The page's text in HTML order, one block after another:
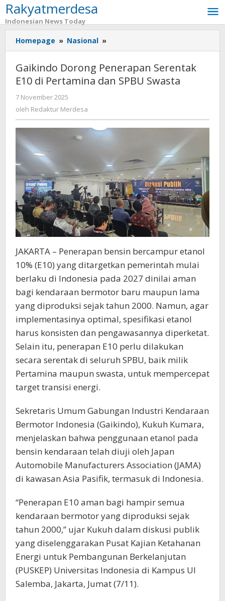
Lewati
ke
konten
Rakyatmerdesa
Indonesian News Today
Homepage » Nasional »
Dorong
Serentak
E10
Gaikindo Dorong Penerapan Serentak
E10 di Pertamina dan SPBU Swasta
7 November 2025
Redaktur
oleh Redaktur Merdesa
JAKARTA – Penerapan bensin bercampur etanol
10% (E10) yang ditargetkan pemerintah mulai
berlaku di Indonesia pada 2027 dinilai aman
bagi kendaraan bermotor baru maupun lama
yang diproduksi sejak tahun 2000. Namun, agar
implementasinya optimal, spesifikasi etanol
harus konsisten dan pengawasannya diperketat.
Selain itu, penerapan E10 perlu dilakukan
secara serentak di seluruh SPBU, baik milik
Pertamina maupun swasta, untuk mempercepat
target transisi energi.
Sekretaris Umum Gabungan Industri Kendaraan
Bermotor Indonesia (Gaikindo), Kukuh Kumara,
menjelaskan bahwa penggunaan etanol pada
bensin kendaraan telah diuji oleh Japan
Automobile Manufacturers Association (JAMA)
di kawasan Asia Pasifik, termasuk di Indonesia.
“Penerapan E10 aman bagi hampir semua
kendaraan bermotor yang diproduksi sejak
tahun 2000,” ujar Kukuh dalam diskusi publik
yang diselenggarakan Pusat Kajian Ketahanan
Energi untuk Pembangunan Berkelanjutan
(PUSKEP) Universitas Indonesia di Kampus UI
Salemba, Jakarta, Jumat (7/11).